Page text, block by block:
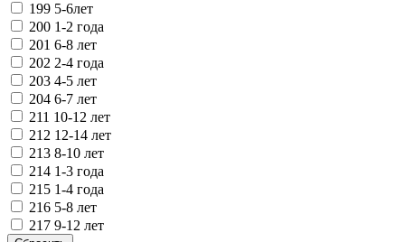
199 5-6лет
200 1-2 года
201 6-8 лет
202 2-4 года
203 4-5 лет
204 6-7 лет
211 10-12 лет
212 12-14 лет
213 8-10 лет
214 1-3 года
215 1-4 года
216 5-8 лет
217 9-12 лет